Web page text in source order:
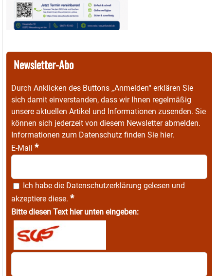
Newsletter-Abo
Durch Anklicken des Buttons „Anmelden“ erklären Sie
sich damit einverstanden, dass wir Ihnen regelmäßig
unsere aktuellen Artikel und Informationen zusenden. Sie
können sich jederzeit von diesem Newsletter abmelden.
Informationen zum Datenschutz finden Sie hier.
E-Mail *
Ich habe die Datenschutzerklärung gelesen und
akzeptiere diese. *
Bitte diesen Text hier unten eingeben: